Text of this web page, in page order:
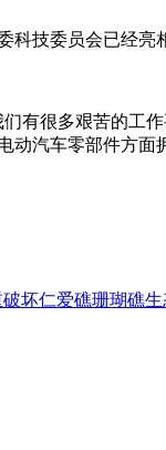
员会已经亮相
多艰苦的工作要
汽车零部件方
坏仁爱礁珊瑚礁